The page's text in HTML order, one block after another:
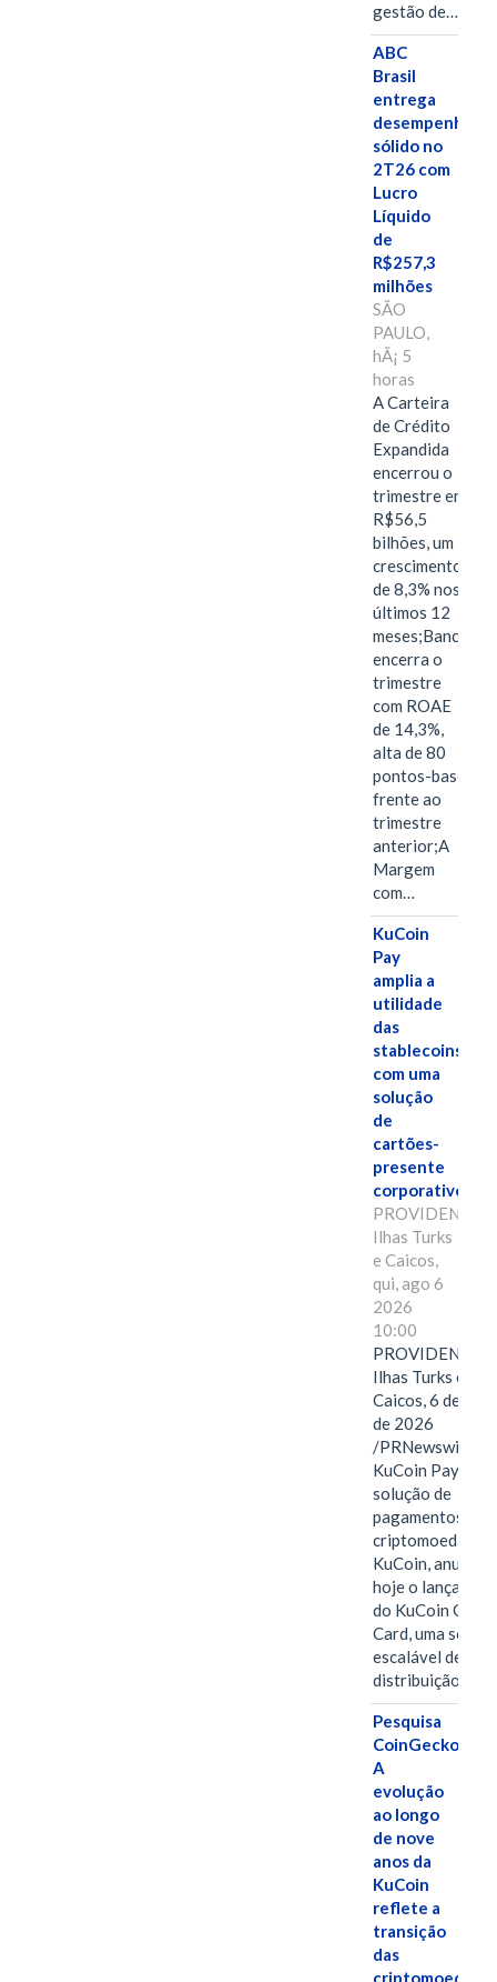
gestão de…
ABC
Brasil
entrega
desempenho
sólido no
2T26 com
Lucro
Líquido
de
R$257,3
milhões
SÃO
PAULO,
hÃ¡ 5
horas
A Carteira
de Crédito
Expandida
encerrou o
trimestre em
R$56,5
bilhões, um
crescimento
de 8,3% nos
últimos 12
meses;Banco
encerra o
trimestre
com ROAE
de 14,3%,
alta de 80
pontos-base
frente ao
trimestre
anterior;A
Margem
com…
KuCoin
Pay
amplia a
utilidade
das
stablecoins
com uma
solução
de
cartões-
presente
corporativos.
Ilhas Turks
e Caicos,
qui, ago 6
2026
10:00
Ilhas Turks e
Caicos, 6 de
de 2026
/PRNewswire/
KuCoin Pay,
solução de
pagamentos em
criptomoedas da
KuCoin,
hoje o
do KuCoin Gift
Card, uma
escalável de
distribuição de…
Pesquisa
CoinGecko:
A
evolução
ao longo
de nove
anos da
KuCoin
reflete a
transição
das
criptomoedas